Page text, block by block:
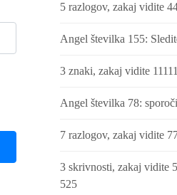
5 razlogov, zakaj vidite
Angel številka 155:
3 znaki, zakaj vidite
Angel številka 78:
7 razlogov, zakaj vidite
3 skrivnosti, zakaj vidite
525